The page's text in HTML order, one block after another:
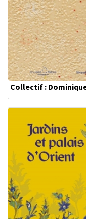
Collectif :